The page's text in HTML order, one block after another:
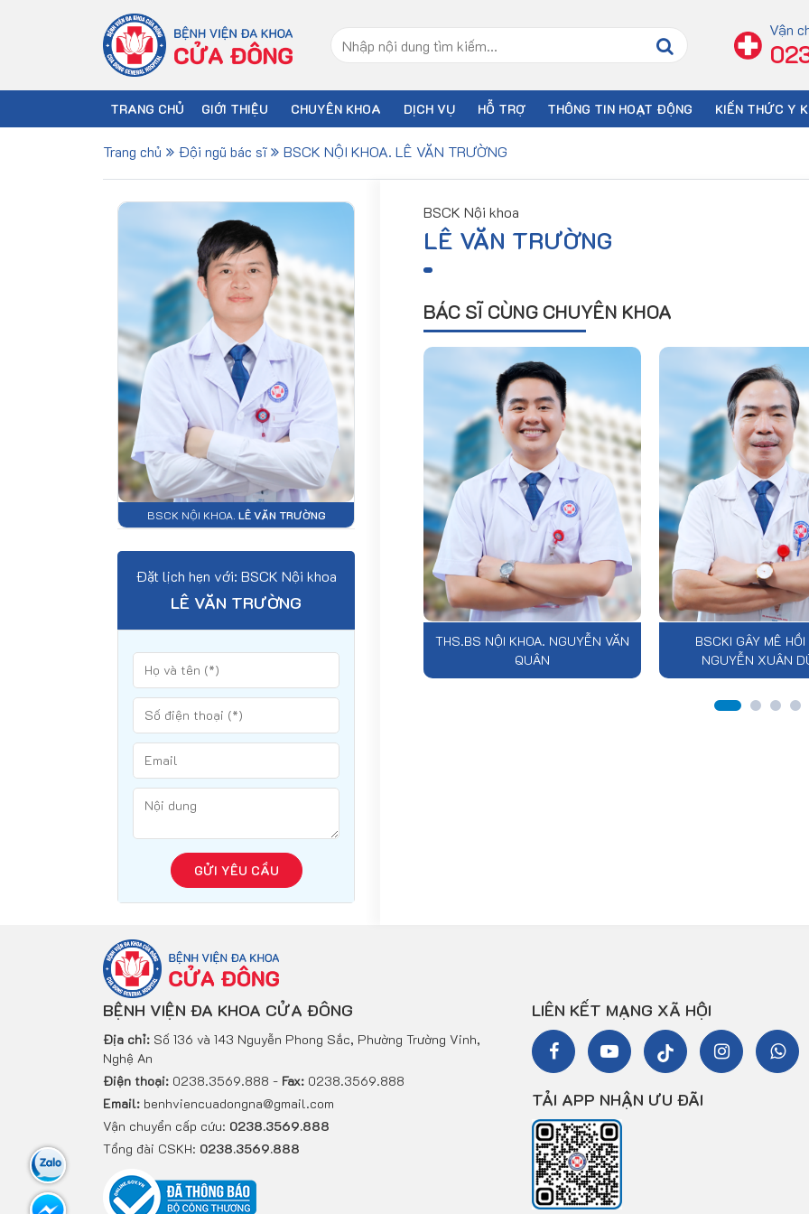
Vận
TRANG CHỦ GIỚI THIỆU CHUYÊN KHOA DỊCH VỤ HỖ TRỢ THÔNG TIN HOẠT ĐỘNG KIẾN THỨC Y
Trang chủ Đội ngũ bác sĩ BSCK NỘI KHOA. LÊ VĂN TRƯỜNG
BSCK NỘI KHOA. LÊ VĂN TRƯỜNG
Đặt lịch hẹn với: BSCK Nội khoa
LÊ VĂN TRƯỜNG
GỬI YÊU CẦU
BSCK Nội khoa
LÊ VĂN TRƯỜNG
BÁC SĨ CÙNG CHUYÊN KHOA
THS.BS NỘI KHOA. NGUYỄN VĂN
QUÂN
BSCKI GÂY MÊ
NGUYỄN XUÂN
BỆNH VIỆN ĐA KHOA CỬA ĐÔNG
Địa chỉ: Số 136 và 143 Nguyễn Phong Sắc, Phường Trường Vinh,
Nghệ An
Điện thoại: 0238.3569.888 - Fax: 0238.3569.888
Email: benhviencuadongna@gmail.com
Vận chuyển cấp cứu: 0238.3569.888
Tổng đài CSKH: 0238.3569.888
LIÊN KẾT MẠNG XÃ HỘI
TẢI APP NHẬN ƯU ĐÃI